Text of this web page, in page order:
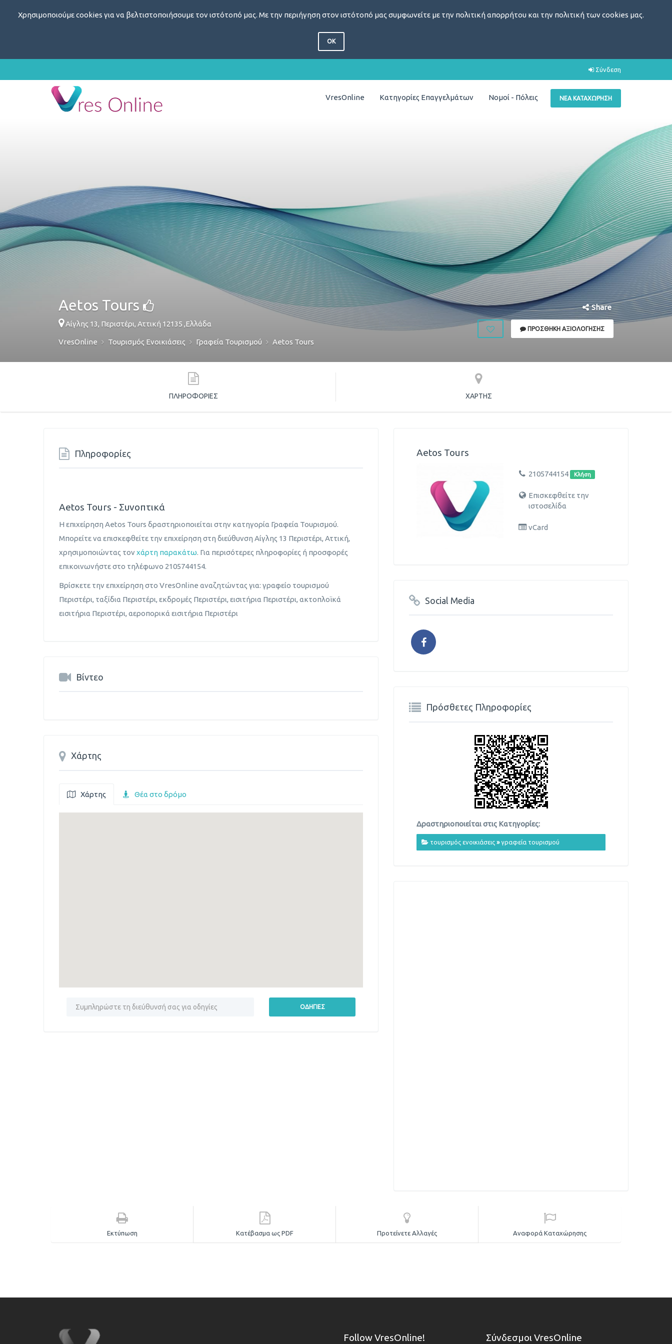
Χρησιμοποιούμε cookies για να βελτιστοποιήσουμε τον ιστότοπό μας. Με την περιήγηση στον ιστότοπό μας συμφωνείτε με την πολιτική απορρήτου και την πολιτική των cookies μας.
OK
Σύνδεση
ΝΈΑ ΚΑΤΑΧΏΡΗΣΗ
VresOnline Κατηγορίες Επαγγελμάτων Νομοί - Πόλεις
Aetos Tours
Αίγλης 13, Περιστέρι, Αττική 12135 ,Ελλάδα
VresOnline Τουρισμός Ενοικιάσεις Γραφεία Τουρισμού Aetos Tours
Share
ΠΡΟΣΘΉΚΗ ΑΞΙΟΛΌΓΗΣΗΣ
ΠΛΗΡΟΦΟΡΊΕΣ ΧΆΡΤΗΣ
Πληροφορίες
Aetos Tours - Συνοπτικά
Η επιχείρηση Aetos Tours δραστηριοποιείται στην κατηγορία Γραφεία Τουρισμού.
Μπορείτε να επισκεφθείτε την επιχείρηση στη διεύθυνση Αίγλης 13 Περιστέρι, Αττική,
χρησιμοποιώντας τον χάρτη παρακάτω. Για περισότερες πληροφορίες ή προσφορές
επικοινωνήστε στο τηλέφωνο 2105744154.
Βρίσκετε την επιχείρηση στο VresOnline αναζητώντας για: γραφείο τουρισμού
Περιστέρι, ταξίδια Περιστέρι, εκδρομές Περιστέρι, εισιτήρια Περιστέρι, ακτοπλοϊκά
εισιτήρια Περιστέρι, αεροπορικά εισιτήρια Περιστέρι
Βίντεο
Χάρτης
Χάρτης Θέα στο δρόμο
Aetos Tours
2105744154 Κλήση
Επισκεφθείτε την
ιστοσελίδα
vCard
Social Media
Πρόσθετες Πληροφορίες
Δραστηριοποιείται στις Κατηγορίες:
τουρισμός ενοικιάσεις »γραφεία τουρισμού
Εκτύπωση Κατέβασμα ως PDF Προτείνετε Αλλαγές Αναφορά Καταχώρησης
Follow VresOnline! Σύνδεσμοι VresOnline